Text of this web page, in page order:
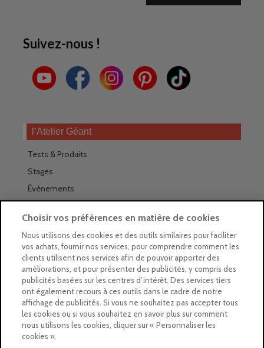
Suivez-nous !
l’Atelier Géant
Tests & Produits
Stages
Évènements
Trouver nos magasins
La newsletter des magasins
Feuilleter le Guide
Gratuit : intégrer le Guide
Marques Beaux-Arts
Matériel pour l’aquarelle
Choisir vos préférences en matière de cookies
Nous utilisons des cookies et des outils similaires pour faciliter
vos achats, fournir nos services, pour comprendre comment les
clients utilisent nos services afin de pouvoir apporter des
améliorations, et pour présenter des publicités, y compris des
publicités basées sur les centres d’intérêt. Des services tiers
ont également recours à ces outils dans le cadre de notre
affichage de publicités. Si vous ne souhaitez pas accepter tous
les cookies ou si vous souhaitez en savoir plus sur comment
nous utilisons les cookies, cliquer sur « Personnaliser les
cookies ».